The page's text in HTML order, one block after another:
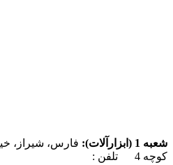
شعبه 1 (ابزارآلات):
فارس، شیراز،
کوچه 4 تلفن :